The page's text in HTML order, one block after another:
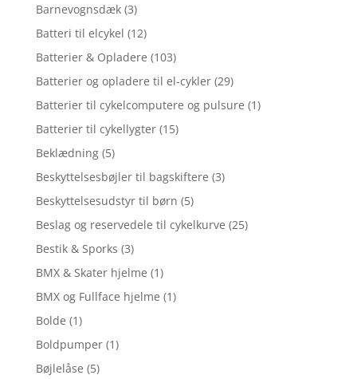
Barnevognsdæk (3)
Batteri til elcykel (12)
Batterier & Opladere (103)
Batterier og opladere til el-cykler (29)
Batterier til cykelcomputere og pulsure (1)
Batterier til cykellygter (15)
Beklædning (5)
Beskyttelsesbøjler til bagskiftere (3)
Beskyttelsesudstyr til børn (5)
Beslag og reservedele til cykelkurve (25)
Bestik & Sporks (3)
BMX & Skater hjelme (1)
BMX og Fullface hjelme (1)
Bolde (1)
Boldpumper (1)
Bøjlelåse (5)